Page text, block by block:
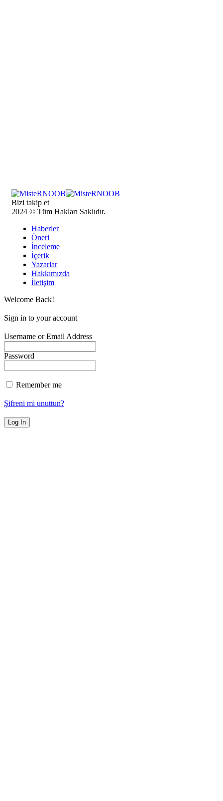
Bizi takip et
2024 © Tüm Hakları Saklıdır.
Haberler
Öneri
İnceleme
İçerik
Yazarlar
Hakkımızda
İletişim
Welcome Back!
Sign in to your account
Username or Email Address
Password
Remember me
Şifreni mi unuttun?